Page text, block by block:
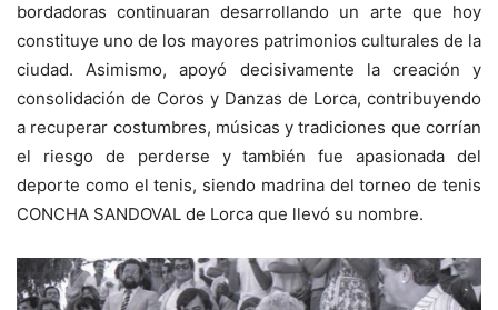
bordadoras continuaran desarrollando un arte que hoy
constituye uno de los mayores patrimonios culturales de la
ciudad. Asimismo, apoyó decisivamente la creación y
consolidación de Coros y Danzas de Lorca, contribuyendo
a recuperar costumbres, músicas y tradiciones que corrían
el riesgo de perderse y también fue apasionada del
deporte como el tenis, siendo madrina del torneo de tenis
CONCHA SANDOVAL de Lorca que llevó su nombre.